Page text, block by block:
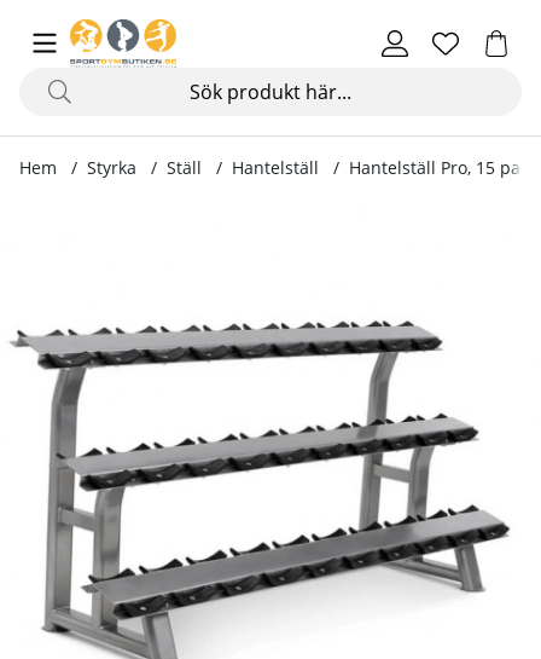
Hem Styrka Ställ Hantelställ Hantelställ Pro, 15 par